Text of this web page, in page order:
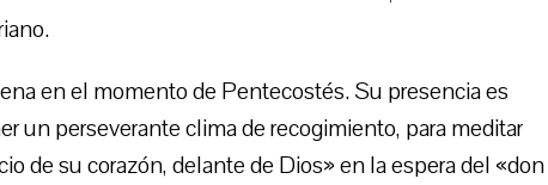
en el momento de Pentecostés. Su presencia es
un perseverante clima de recogimiento, para meditar
de su corazón, delante de Dios» en la espera del «don